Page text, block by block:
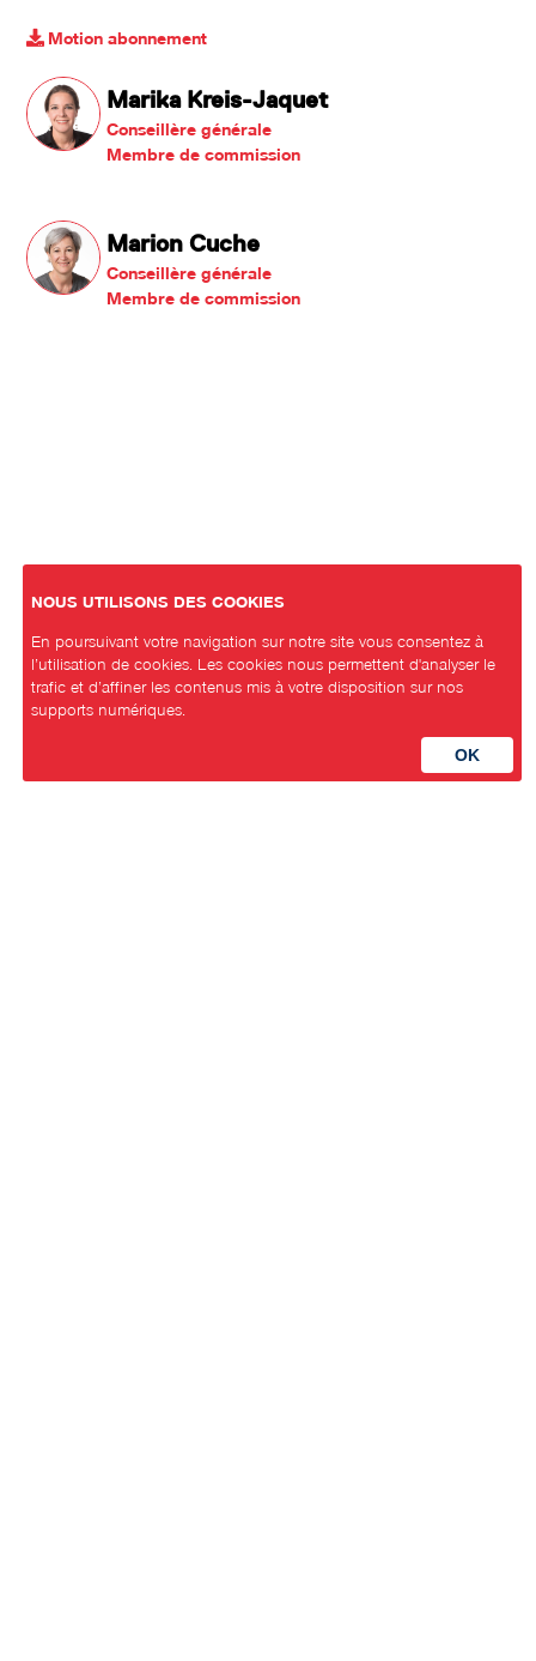
Motion abonnement
Marika Kreis-Jaquet
Conseillère générale
Membre de commission
Marion Cuche
Conseillère générale
Membre de commission
NOUS UTILISONS DES COOKIES
En poursuivant votre navigation sur notre site vous consentez à
l’utilisation de cookies. Les cookies nous permettent d'analyser le
trafic et d’affiner les contenus mis à votre disposition sur nos
supports numériques.